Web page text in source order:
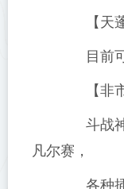
【天蓬
目前可
【非市
斗战神
凡尔赛，
各种插